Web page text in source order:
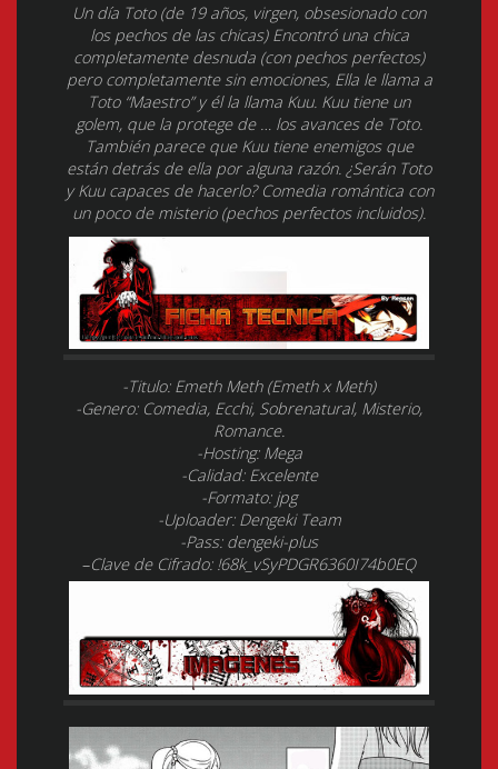
Un día Toto (de 19 años, virgen, obsesionado con
los pechos de las chicas) Encontró una chica
completamente desnuda (con pechos perfectos)
pero completamente sin emociones, Ella le llama a
Toto “Maestro” y él la llama Kuu. Kuu tiene un
golem, que la protege de … los avances de Toto.
También parece que Kuu tiene enemigos que
están detrás de ella por alguna razón. ¿Serán Toto
y Kuu capaces de hacerlo? Comedia romántica con
un poco de misterio (pechos perfectos incluidos).
-Titulo: Emeth Meth (Emeth x Meth)
-Genero: Comedia, Ecchi, Sobrenatural, Misterio,
Romance.
-Hosting: Mega
-Calidad: Excelente
-Formato: jpg
-Uploader: Dengeki Team
-Pass: dengeki-plus
–Clave de Cifrado: !68k_vSyPDGR6360I74b0EQ